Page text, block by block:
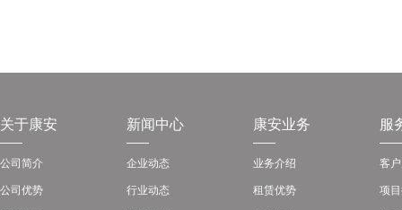
关于康安
公司简介
公司优势
新闻中心
企业动态
行业动态
康安业务
业务介绍
租赁优势
服
客
项